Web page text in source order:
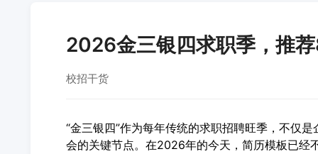
2026金三银四求职季，推
校招干货
“金三银四”作为每年传统的求职招聘旺季，不仅
会的关键节点。在2026年的今天，简历模板已经